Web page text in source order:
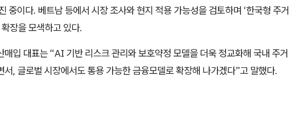
중이다. 베트남 등에서 시장 조사와 현지 적용 가능성을 검토하며 ‘한국형 주거
장을 모색하고 있다.
매입 대표는 “AI 기반 리스크 관리와 보호약정 모델을 더욱 정교화해 국내 주거
서, 글로벌 시장에서도 통용 가능한 금융모델로 확장해 나가겠다”고 말했다.